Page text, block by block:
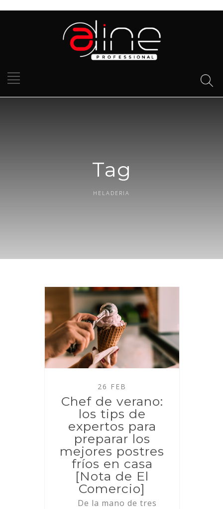
Tag
HELADERIA
26 FEB
Chef de verano:
los tips de
expertos para
preparar los
mejores postres
fríos en casa
[Nota de El
Comercio]
De la mano de tres